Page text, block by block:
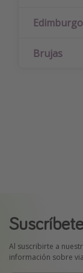
Edimburgo
Brujas
Al suscribirte a
información sobre